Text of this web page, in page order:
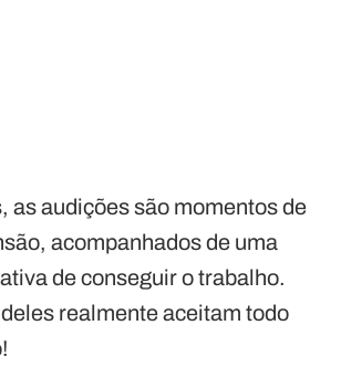
as audições são momentos de
acompanhados de uma
de conseguir o trabalho.
realmente aceitam todo